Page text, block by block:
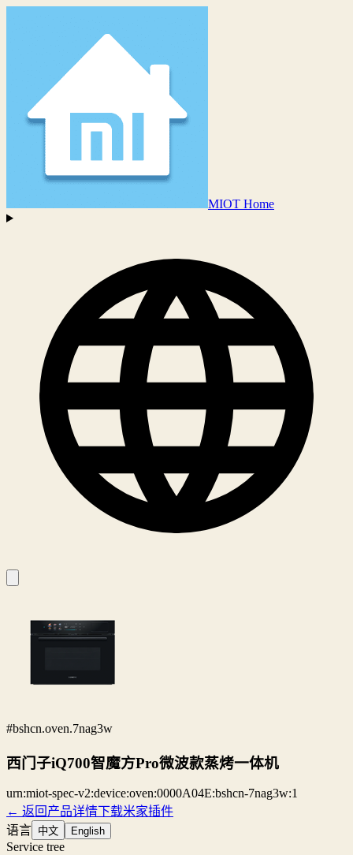
MIOT Home
#bshcn.oven.7nag3w
西门子iQ700智魔方Pro微波款蒸烤一体机
urn:miot-spec-v2:device:oven:0000A04E:bshcn-7nag3w:1
← 返回产品详情下载米家插件
语言 中文 English
Service tree